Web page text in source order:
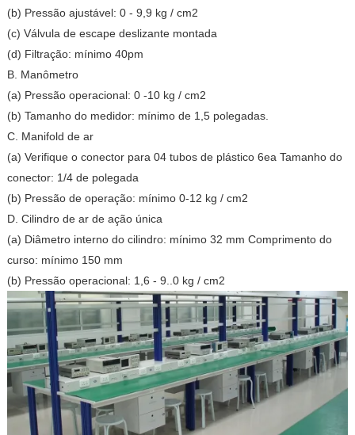
(b) Pressão ajustável: 0 - 9,9 kg / cm2
(c) Válvula de escape deslizante montada
(d) Filtração: mínimo 40pm
B. Manômetro
(a) Pressão operacional: 0 -10 kg / cm2
(b) Tamanho do medidor: mínimo de 1,5 polegadas.
C. Manifold de ar
(a) Verifique o conector para 04 tubos de plástico 6ea Tamanho do
conector: 1/4 de polegada
(b) Pressão de operação: mínimo 0-12 kg / cm2
D. Cilindro de ar de ação única
(a) Diâmetro interno do cilindro: mínimo 32 mm Comprimento do
curso: mínimo 150 mm
(b) Pressão operacional: 1,6 - 9..0 kg / cm2